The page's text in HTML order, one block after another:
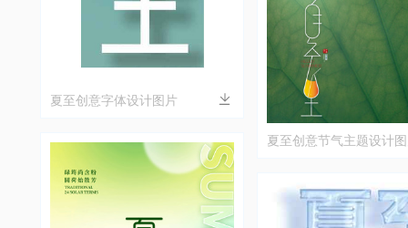
夏至创意字体设计图片
夏至创意节气主题设计